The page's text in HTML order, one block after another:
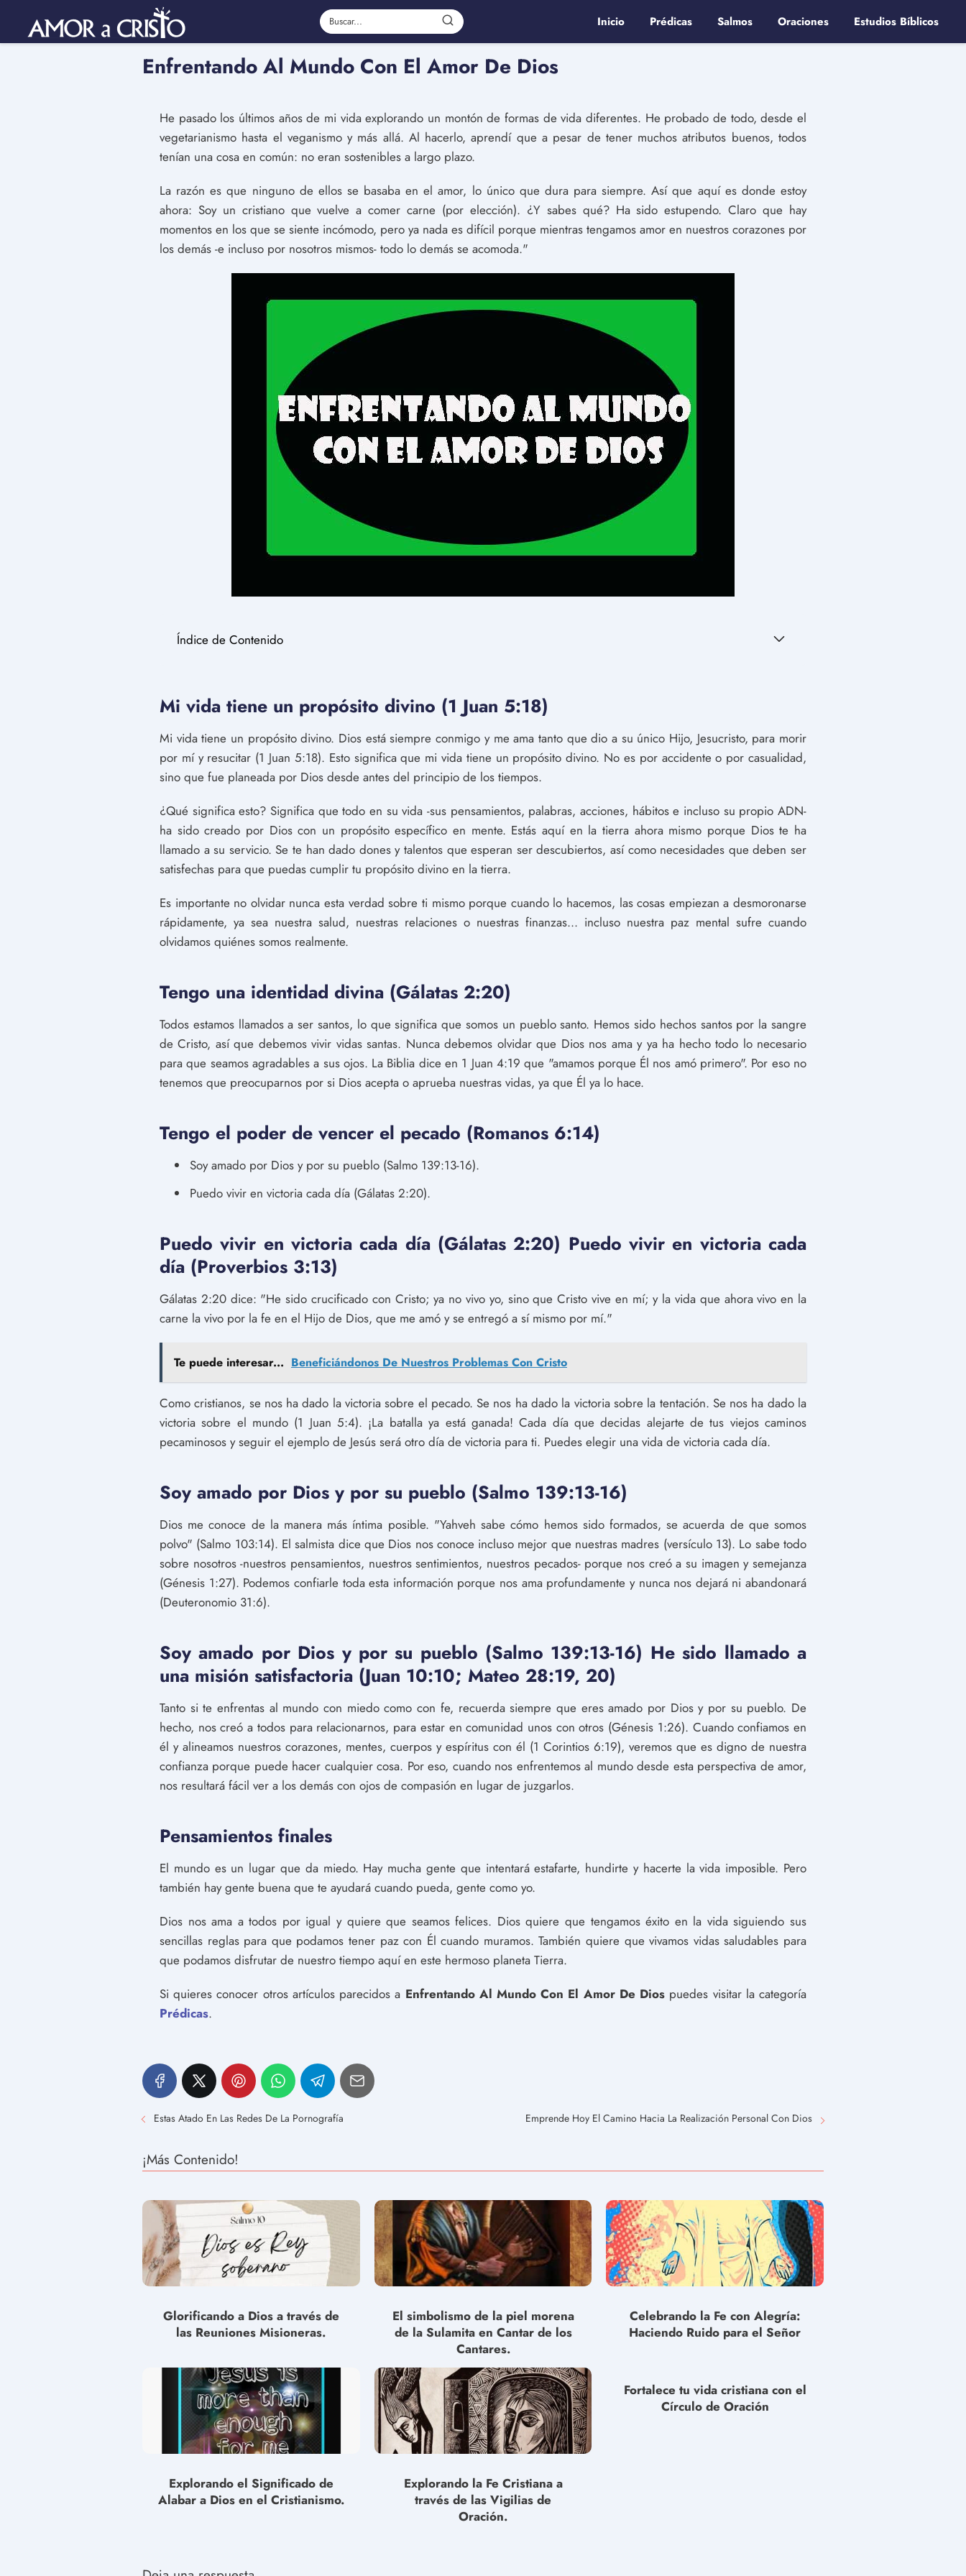
Inicio Prédicas Salmos Oraciones Estudios Bíblicos
Enfrentando Al Mundo Con El Amor De Dios
He pasado los últimos años de mi vida explorando un montón de formas de vida diferentes. He probado de todo, desde el
vegetarianismo hasta el veganismo y más allá. Al hacerlo, aprendí que a pesar de tener muchos atributos buenos, todos
tenían una cosa en común: no eran sostenibles a largo plazo.
La razón es que ninguno de ellos se basaba en el amor, lo único que dura para siempre. Así que aquí es donde estoy
ahora: Soy un cristiano que vuelve a comer carne (por elección). ¿Y sabes qué? Ha sido estupendo. Claro que hay
momentos en los que se siente incómodo, pero ya nada es difícil porque mientras tengamos amor en nuestros corazones por
los demás -e incluso por nosotros mismos- todo lo demás se acomoda."
Índice de Contenido
Mi vida tiene un propósito divino (1 Juan 5:18)
Mi vida tiene un propósito divino. Dios está siempre conmigo y me ama tanto que dio a su único Hijo, Jesucristo, para morir
por mí y resucitar (1 Juan 5:18). Esto significa que mi vida tiene un propósito divino. No es por accidente o por casualidad,
sino que fue planeada por Dios desde antes del principio de los tiempos.
¿Qué significa esto? Significa que todo en su vida -sus pensamientos, palabras, acciones, hábitos e incluso su propio ADN-
ha sido creado por Dios con un propósito específico en mente. Estás aquí en la tierra ahora mismo porque Dios te ha
llamado a su servicio. Se te han dado dones y talentos que esperan ser descubiertos, así como necesidades que deben ser
satisfechas para que puedas cumplir tu propósito divino en la tierra.
Es importante no olvidar nunca esta verdad sobre ti mismo porque cuando lo hacemos, las cosas empiezan a desmoronarse
rápidamente, ya sea nuestra salud, nuestras relaciones o nuestras finanzas... incluso nuestra paz mental sufre cuando
olvidamos quiénes somos realmente.
Tengo una identidad divina (Gálatas 2:20)
Todos estamos llamados a ser santos, lo que significa que somos un pueblo santo. Hemos sido hechos santos por la sangre
de Cristo, así que debemos vivir vidas santas. Nunca debemos olvidar que Dios nos ama y ya ha hecho todo lo necesario
para que seamos agradables a sus ojos. La Biblia dice en 1 Juan 4:19 que "amamos porque Él nos amó primero". Por eso no
tenemos que preocuparnos por si Dios acepta o aprueba nuestras vidas, ya que Él ya lo hace.
Tengo el poder de vencer el pecado (Romanos 6:14)
Soy amado por Dios y por su pueblo (Salmo 139:13-16).
Puedo vivir en victoria cada día (Gálatas 2:20).
Puedo vivir en victoria cada día (Gálatas 2:20) Puedo vivir en victoria cada
día (Proverbios 3:13)
Gálatas 2:20 dice: "He sido crucificado con Cristo; ya no vivo yo, sino que Cristo vive en mí; y la vida que ahora vivo en la
carne la vivo por la fe en el Hijo de Dios, que me amó y se entregó a sí mismo por mí."
Te puede interesar... Beneficiándonos De Nuestros Problemas Con Cristo
Como cristianos, se nos ha dado la victoria sobre el pecado. Se nos ha dado la victoria sobre la tentación. Se nos ha dado la
victoria sobre el mundo (1 Juan 5:4). ¡La batalla ya está ganada! Cada día que decidas alejarte de tus viejos caminos
pecaminosos y seguir el ejemplo de Jesús será otro día de victoria para ti. Puedes elegir una vida de victoria cada día.
Soy amado por Dios y por su pueblo (Salmo 139:13-16)
Dios me conoce de la manera más íntima posible. "Yahveh sabe cómo hemos sido formados, se acuerda de que somos
polvo" (Salmo 103:14). El salmista dice que Dios nos conoce incluso mejor que nuestras madres (versículo 13). Lo sabe todo
sobre nosotros -nuestros pensamientos, nuestros sentimientos, nuestros pecados- porque nos creó a su imagen y semejanza
(Génesis 1:27). Podemos confiarle toda esta información porque nos ama profundamente y nunca nos dejará ni abandonará
(Deuteronomio 31:6).
Soy amado por Dios y por su pueblo (Salmo 139:13-16) He sido llamado a
una misión satisfactoria (Juan 10:10; Mateo 28:19, 20)
Tanto si te enfrentas al mundo con miedo como con fe, recuerda siempre que eres amado por Dios y por su pueblo. De
hecho, nos creó a todos para relacionarnos, para estar en comunidad unos con otros (Génesis 1:26). Cuando confiamos en
él y alineamos nuestros corazones, mentes, cuerpos y espíritus con él (1 Corintios 6:19), veremos que es digno de nuestra
confianza porque puede hacer cualquier cosa. Por eso, cuando nos enfrentemos al mundo desde esta perspectiva de amor,
nos resultará fácil ver a los demás con ojos de compasión en lugar de juzgarlos.
Pensamientos finales
El mundo es un lugar que da miedo. Hay mucha gente que intentará estafarte, hundirte y hacerte la vida imposible. Pero
también hay gente buena que te ayudará cuando pueda, gente como yo.
Dios nos ama a todos por igual y quiere que seamos felices. Dios quiere que tengamos éxito en la vida siguiendo sus
sencillas reglas para que podamos tener paz con Él cuando muramos. También quiere que vivamos vidas saludables para
que podamos disfrutar de nuestro tiempo aquí en este hermoso planeta Tierra.
Si quieres conocer otros artículos parecidos a Enfrentando Al Mundo Con El Amor De Dios puedes visitar la categoría
Prédicas.
Estas Atado En Las Redes De La Pornografía Emprende Hoy El Camino Hacia La Realización Personal Con Dios
¡Más Contenido!
Glorificando a Dios a través de
las Reuniones Misioneras.
El simbolismo de la piel morena
de la Sulamita en Cantar de los
Cantares.
Celebrando la Fe con Alegría:
Haciendo Ruido para el Señor
Explorando el Significado de
Alabar a Dios en el Cristianismo.
Explorando la Fe Cristiana a
través de las Vigilias de
Oración.
Fortalece tu vida cristiana con el
Círculo de Oración